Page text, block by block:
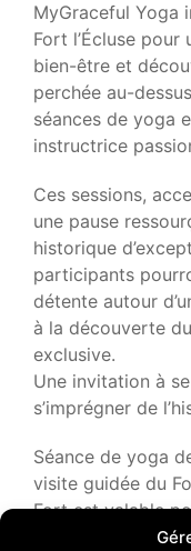
MyGraceful Yoga
Fort l’Écluse pour
bien-être et
perchée au-
séances de yoga
instructrice
Ces sessions,
une pause
historique
participants
détente autour
à la découverte
exclusive.
Une invitation à
s’imprégner de
Séance de yoga
visite guidée du
Fort est valable
expositions